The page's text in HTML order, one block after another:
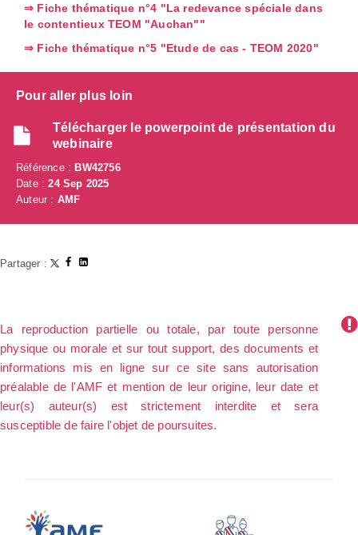
⇒ Fiche thématique n°4 "La redevance spéciale dans
le contentieux TEOM "Auchan""
⇒ Fiche thématique n°5 "Etude de cas - TEOM 2020"
Pour aller plus loin
Télécharger le powerpoint de présentation du
webinaire
Référence :BW42756
Date :24 Sep 2025
Auteur : AMF
Partager :
La reproduction partielle ou totale, par toute personne
physique ou morale et sur tout support, des documents et
informations mis en ligne sur ce site sans autorisation
préalable de l'AMF et mention de leur origine, leur date et
leur(s) auteur(s) est strictement interdite et sera
susceptible de faire l'objet de poursuites.